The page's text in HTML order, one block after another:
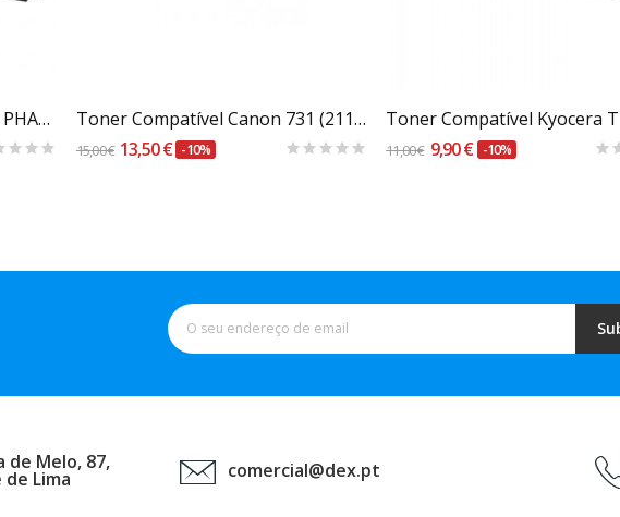
TONER COMPATIVEL XEROX PHASER 6500 PRETO 106R01597 Toner Compatível Canon 731 (211a) Azul
15,00 € 13,50 € -10% 11,00 € 9,90 € -10%
de Melo, 87,
Lima comercial@dex.pt